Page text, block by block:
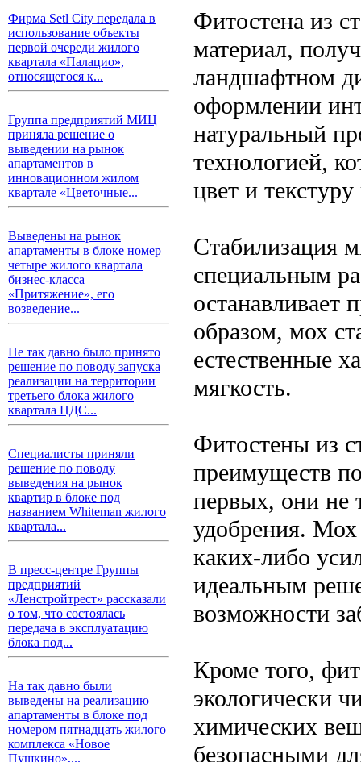
Фирма Setl City передала в
использование объекты
первой очереди жилого
квартала «Палацио»,
относящегося к...
Группа предприятий МИЦ
приняла решение о
выведении на рынок
апартаментов в
инновационном жилом
квартале «Цветочные...
Выведены на рынок
апартаменты в блоке номер
четыре жилого квартала
бизнес-класса
«Притяжение», его
возведение...
Не так давно было принято
решение по поводу запуска
реализации на территории
третьего блока жилого
квартала ЦДС...
Специалисты приняли
решение по поводу
выведения на рынок
квартир в блоке под
названием Whiteman жилого
квартала...
В пресс-центре Группы
предприятий
«Ленстройтрест» рассказали
о том, что состоялась
передача в эксплуатацию
блока под...
На так давно были
выведены на реализацию
апартаменты в блоке под
номером пятнадцать жилого
комплекса «Новое
Пушкино»,...
Фитостена из
материал,
ландшафтном
оформлении
натуральный
технологией,
цвет и
Стабилизация
специальным
останавливает
образом, мох
естественные
мягкость.
Фитостены из
преимуществ
первых, они не
удобрения. Мох
каких-либо
идеальным
возможности
Кроме того,
экологически
химических
безопасными